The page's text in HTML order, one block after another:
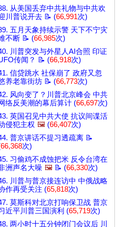
从美国丢弃中共礼物与中共欢
川普说开去 📝 (66,991次)
五月天象持续示警 天下不宁灾
不断 📝 (66,985次)
川普突发与外星人AI合照 印证
传闻？ 📝 (66,918次)
信贷跳水 社保崩了 政府又忽
养老靠街坊 📝 (66,773次)
风向变了？川普北京峰会 中共
络反美潮的幕后算计 (66,697次)
英国召见中共大使 抗议间谍活
侵犯主权 🖼️ (66,407次)
普京讲话不提习透疏离 📝
66,368次)
习偷鸡不成蚀把米 反令台湾在
洲声名大噪 🖼️ 📝 (66,330次)
川普与普京接连访中 中俄战略
作再受关注 (65,818次)
莫斯科对北京打响保卫战 普京
近平川普三国演利 (65,719次)
两小时十五分钟闭门会议后 川